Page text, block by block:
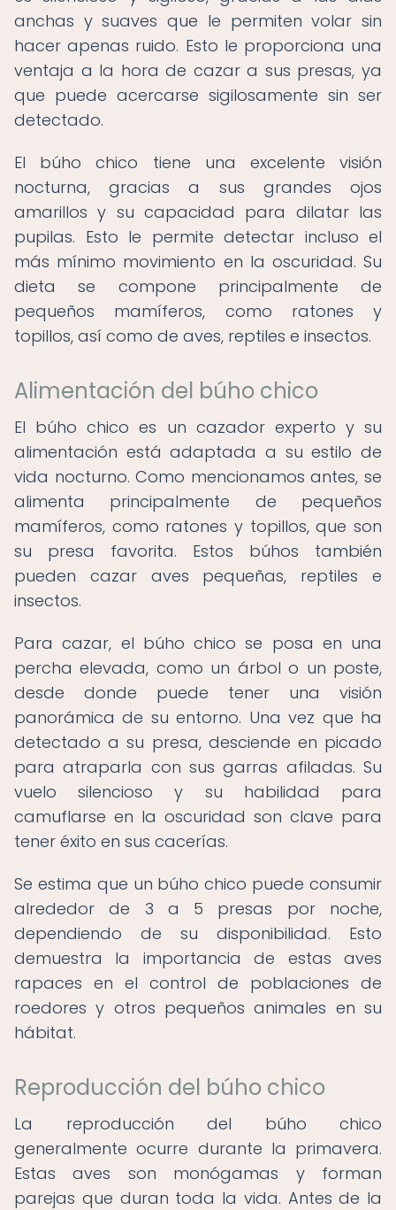
anchas y suaves que le permiten volar sin
hacer apenas ruido. Esto le proporciona una
ventaja a la hora de cazar a sus presas, ya
que puede acercarse sigilosamente sin ser
detectado.
El búho chico tiene una excelente visión
nocturna, gracias a sus grandes ojos
amarillos y su capacidad para dilatar las
pupilas. Esto le permite detectar incluso el
más mínimo movimiento en la oscuridad. Su
dieta se compone principalmente de
pequeños mamíferos, como ratones y
topillos, así como de aves, reptiles e insectos.
Alimentación del búho chico
El búho chico es un cazador experto y su
alimentación está adaptada a su estilo de
vida nocturno. Como mencionamos antes, se
alimenta principalmente de pequeños
mamíferos, como ratones y topillos, que son
su presa favorita. Estos búhos también
pueden cazar aves pequeñas, reptiles e
insectos.
Para cazar, el búho chico se posa en una
percha elevada, como un árbol o un poste,
desde donde puede tener una visión
panorámica de su entorno. Una vez que ha
detectado a su presa, desciende en picado
para atraparla con sus garras afiladas. Su
vuelo silencioso y su habilidad para
camuflarse en la oscuridad son clave para
tener éxito en sus cacerías.
Se estima que un búho chico puede consumir
alrededor de 3 a 5 presas por noche,
dependiendo de su disponibilidad. Esto
demuestra la importancia de estas aves
rapaces en el control de poblaciones de
roedores y otros pequeños animales en su
hábitat.
Reproducción del búho chico
La reproducción del búho chico
generalmente ocurre durante la primavera.
Estas aves son monógamas y forman
parejas que duran toda la vida. Antes de la